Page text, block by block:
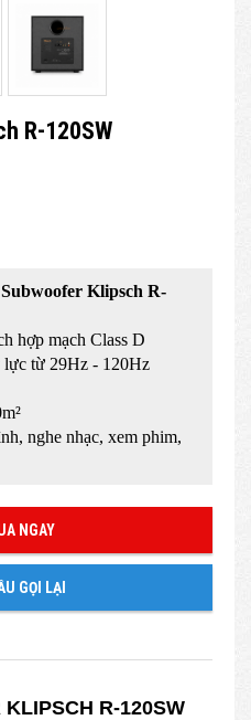
R-120SW
Klipsch R-
hợp mạch Class D
lực từ 29Hz - 120Hz
nghe nhạc, xem phim,
NGAY
GỌI LẠI
R-120SW